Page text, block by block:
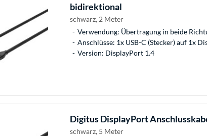
bidirektional
schwarz, 2 Meter
Verwendung: Übertragung in beide
Anschlüsse: 1x USB-C (Stecker) auf 1x
Version: DisplayPort 1.4
DigitusDisplayPort
schwarz, 5 Meter